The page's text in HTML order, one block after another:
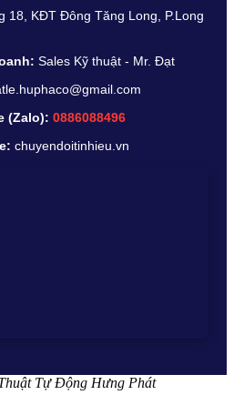
18, KĐT Đông Tăng Long, P.Long
Sales Kỹ thuật - Mr. Đạt
(Zalo): 0886088496
chuyendoitinhieu.vn
Tự Động Hưng Phát